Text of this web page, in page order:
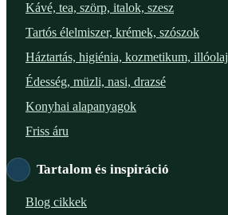
XVIII. ker. – Eni Mag-ház
Kávé, tea, szörp, italok, szesz
Tartós élelmiszer, krémek, szószok
Háztartás, higiénia, kozmetikum, illóolaj
Édesség, müzli, nasi, drazsé
Konyhai alapanyagok
Friss áru
Tartalom és inspiráció
Blog cikkek